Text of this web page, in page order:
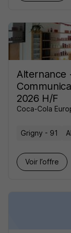
Alternance
2026 H/F
Coca-Cola
Grigny - 91
Voir l’offre